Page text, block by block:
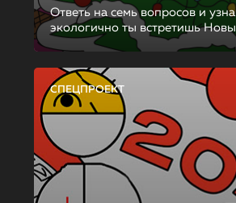
Ответь на семь вопросов и
экологично ты встретишь
СПЕЦПРОЕКТ